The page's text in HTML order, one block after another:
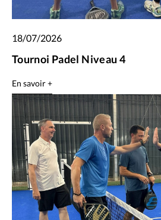
18/07/2026
Tournoi Padel Niveau 4
En savoir +